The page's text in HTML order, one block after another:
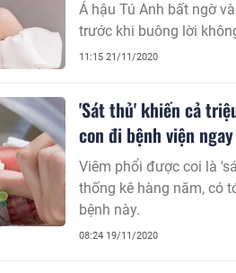
Á hậu Tú Anh bất ngờ
trước khi buông lời
11:15 21/11/2020
'Sát thủ' khiến cả
con đi bệnh viện
Viêm phổi được coi là
thống kê hàng năm, có
bệnh này.
08:24 19/11/2020